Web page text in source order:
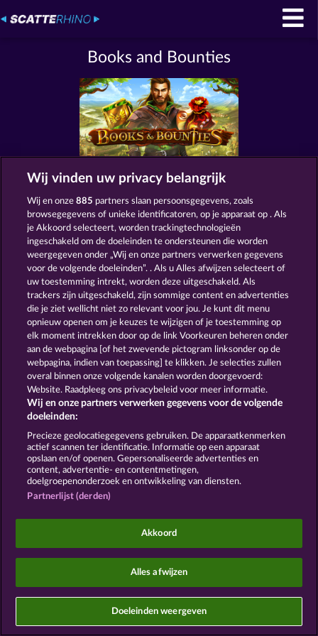
Books and Bounties
Algemene voorwaarden Privacyverklaring
Colofon Bedrijf FAQ
Terugbetalingsverzoek indienen
Sociale casino games zijn enkel bedoeld voor
entertainment en hebben absoluut geen enkele
invloed op mogelijk toekomstig succes in het
gokken met echt geld.
©2026 Whow Games GmbH
Wij vinden uw privacy belangrijk
Wij en onze885 partners slaan persoonsgegevens, zoals
browsegegevens of unieke identificatoren, op je apparaat op . Als
je Akkoord selecteert, worden trackingtechnologieën
ingeschakeld om de doeleinden te ondersteunen die worden
weergegeven onder „Wij en onze partners verwerken gegevens
voor de volgende doeleinden”. . Als u Alles afwijzen selecteert of
uw toestemming intrekt, worden deze uitgeschakeld. Als
trackers zijn uitgeschakeld, zijn sommige content en advertenties
die je ziet wellicht niet zo relevant voor jou. Je kunt dit menu
opnieuw openen om je keuzes te wijzigen of je toestemming op
elk moment intrekken door op de link Voorkeuren beheren onder
aan de webpagina [of het zwevende pictogram linksonder op de
webpagina, indien van toepassing] te klikken. Je selecties zullen
overal binnen onze volgende kanalen worden doorgevoerd:
Website. Raadpleeg ons privacybeleid voor meer informatie.
Wij en onze partners verwerken gegevens voor de volgende
doeleinden:
Precieze geolocatiegegevens gebruiken. De apparaatkenmerken
actief scannen ter identificatie. Informatie op een apparaat
opslaan en/of openen. Gepersonaliseerde advertenties en
content, advertentie- en contentmetingen,
doelgroepenonderzoek en ontwikkeling van diensten.
Partnerlijst (derden)
Akkoord
Alles afwijzen
Doeleinden weergeven